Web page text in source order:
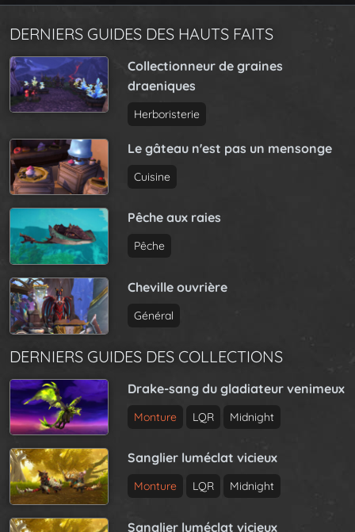
DERNIERS GUIDES DES HAUTS FAITS
Collectionneur de graines
draeniques
Herboristerie
Le gâteau n'est pas un mensonge
Cuisine
Pêche aux raies
Pêche
Cheville ouvrière
Général
DERNIERS GUIDES DES COLLECTIONS
Drake-sang du gladiateur venimeux
Monture LQR Midnight
Sanglier luméclat vicieux
Monture LQR Midnight
Sanglier luméclat vicieux